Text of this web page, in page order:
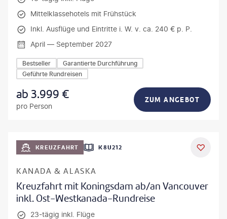
Mittelklassehotels mit Frühstück
Inkl. Ausflüge und Eintritte i. W. v. ca. 240 € p. P.
April — September 2027
Bestseller
Garantierte Durchführung
Geführte Rundreisen
ab3.999 €
pro Person
ZUM ANGEBOT
KREUZFAHRT K8U212
KANADA & ALASKA
Kreuzfahrt mit Koningsdam ab/an Vancouver
inkl. Ost-Westkanada-Rundreise
23-tägig inkl. Flüge